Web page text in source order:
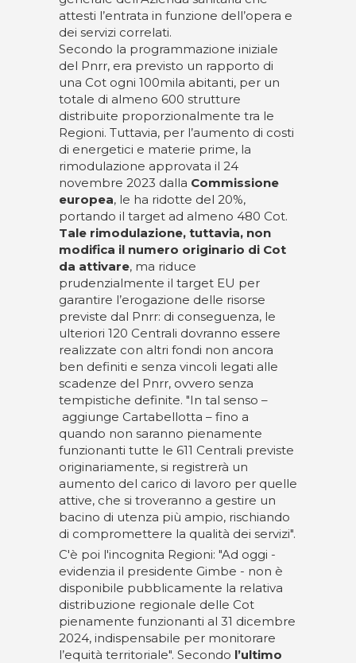
attesti l’entrata in funzione dell’opera e
dei servizi correlati.
Secondo la programmazione iniziale
del Pnrr, era previsto un rapporto di
una Cot ogni 100mila abitanti, per un
totale di almeno 600 strutture
distribuite proporzionalmente tra le
Regioni. Tuttavia, per l’aumento di costi
di energetici e materie prime, la
rimodulazione approvata il 24
novembre 2023 dalla Commissione
europea, le ha ridotte del 20%,
portando il target ad almeno 480 Cot.
Tale rimodulazione, tuttavia, non
modifica il numero originario di Cot
da attivare, ma riduce
prudenzialmente il target EU per
garantire l’erogazione delle risorse
previste dal Pnrr: di conseguenza, le
ulteriori 120 Centrali dovranno essere
realizzate con altri fondi non ancora
ben definiti e senza vincoli legati alle
scadenze del Pnrr, ovvero senza
tempistiche definite. "In tal senso –
aggiunge Cartabellotta – fino a
quando non saranno pienamente
funzionanti tutte le 611 Centrali previste
originariamente, si registrerà un
aumento del carico di lavoro per quelle
attive, che si troveranno a gestire un
bacino di utenza più ampio, rischiando
di compromettere la qualità dei servizi".
C'è poi l'incognita Regioni: "Ad oggi -
evidenzia il presidente Gimbe - non è
disponibile pubblicamente la relativa
distribuzione regionale delle Cot
pienamente funzionanti al 31 dicembre
2024, indispensabile per monitorare
l’equità territoriale". Secondo l’ultimo